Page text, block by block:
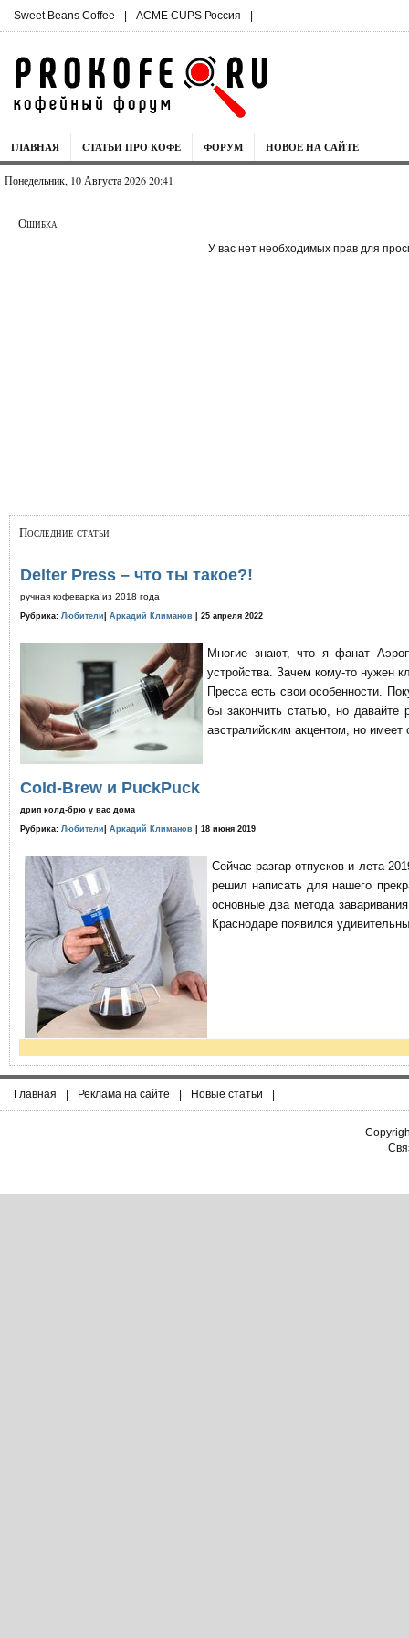
Sweet Beans Coffee | ACME CUPS Россия |
ГЛАВНАЯ СТАТЬИ ПРО КОФЕ ФОРУМ НОВОЕ НА САЙТЕ
Понедельник, 10 Августа 2026 20:41
Ошибка
У вас нет необходимых прав для
Последние статьи
Delter Press – что ты такое?!
ручная кофеварка из 2018 года
Рубрика: Любители Аркадий Климанов | 25 апреля 2022
Многие знают, что я фанат
устройства. Зачем кому-то нужен
Пресса есть свои особенности.
бы закончить статью, но давайте
австралийским акцентом, но имеет
Cold-Brew и PuckPuck
дрип колд-брю у вас дома
Рубрика: Любители Аркадий Климанов | 18 июня 2019
Сейчас разгар отпусков и лета
решил написать для нашего
основные два метода
Краснодаре появился
Главная | Реклама на сайте | Новые статьи |